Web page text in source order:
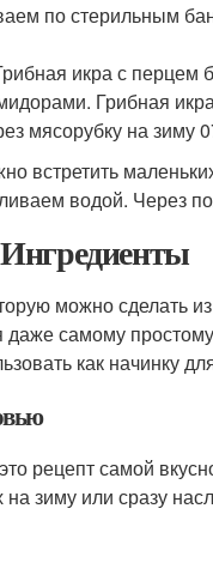
по стерильным
встретить
водой. Через
можно сделать
даже самому
как начинку
рецепт самой
на зиму или сразу